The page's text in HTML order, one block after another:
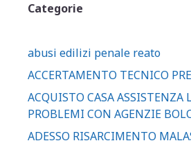
Categorie
abusi edilizi penale reato
ACCERTAMENTO TECNICO
ACQUISTO CASA ASSISTENZA
PROBLEMI CON AGENZIE
ADESSO RISARCIMENTO